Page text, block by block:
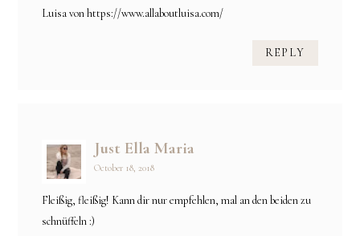
Luisa von https://www.allaboutluisa.com/
REPLY
Just Ella Maria
October 18, 2018
Fleißig, fleißig! Kann dir nur empfehlen, mal an den beiden zu
schnüffeln :)